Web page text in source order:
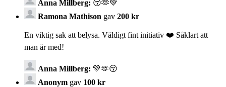
Anna Millberg: 😚🫶💚
Ramona Mathison gav 200 kr
En viktig sak att belysa. Väldigt fint initiativ ❤️ Såklart att
man är med!
Anna Millberg: 💚🫶😚
Anonym gav 100 kr